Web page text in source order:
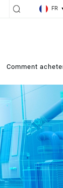
FR
Comment